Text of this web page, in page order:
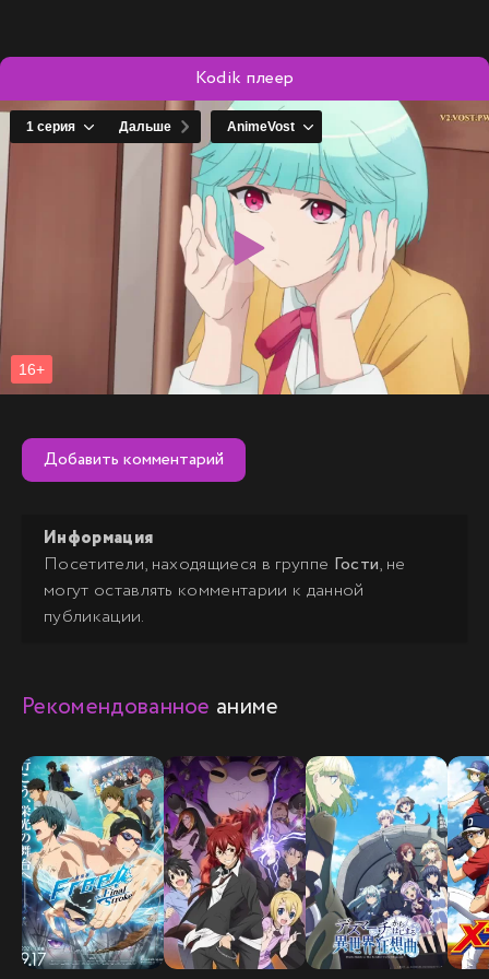
Quirk Chronicles.
Kodik плеер
Добавить комментарий
Информация
Посетители, находящиеся в группе Гости, не
могут оставлять комментарии к данной
публикации.
Рекомендованное аниме